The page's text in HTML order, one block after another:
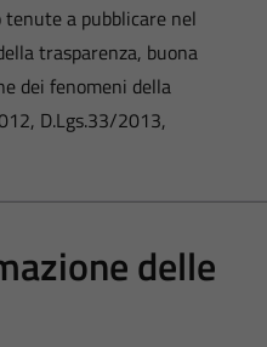
a pubblicare nel
trasparenza, buona
dei fenomeni della
D.Lgs.33/2013,
delle